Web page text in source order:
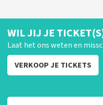
WIL JIJ JE
Laat het ons weten en
VERKOOP JE TICKETS